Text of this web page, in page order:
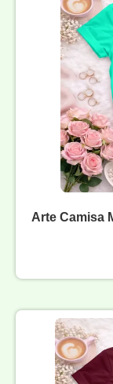
Arte Camisa